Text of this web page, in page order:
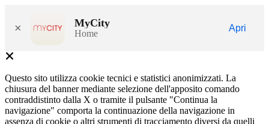
× MyCity
Home
Apri
Questo sito utilizza cookie tecnici e statistici anonimizzati. La
chiusura del banner mediante selezione dell'apposito comando
contraddistinto dalla X o tramite il pulsante "Continua la
navigazione" comporta la continuazione della navigazione in
assenza di cookie o altri strumenti di tracciamento diversi da quelli